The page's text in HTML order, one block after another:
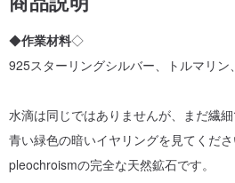
◆作業材料◇
925スターリングシルバー、トルマリン
水滴は同じではありませんが、まだ繊
青い緑色の暗いイヤリングを見てくだ
pleochroismの完全な天然鉱石です。